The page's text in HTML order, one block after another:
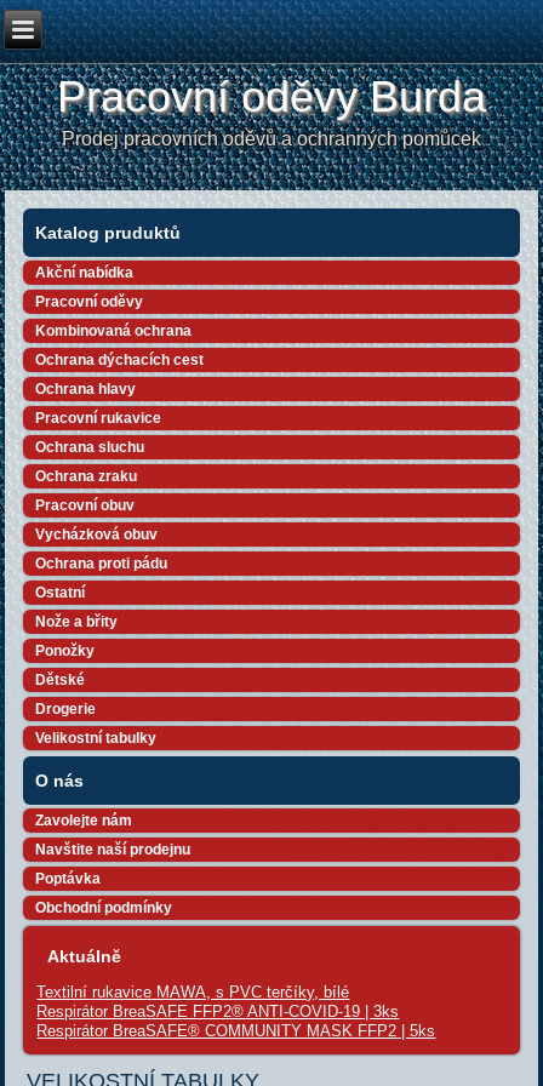
Pracovní oděvy Burda
Prodej pracovních oděvů a ochranných pomůcek
Katalog pruduktů
Akční nabídka
Pracovní oděvy
Kombinovaná ochrana
Ochrana dýchacích cest
Ochrana hlavy
Pracovní rukavice
Ochrana sluchu
Ochrana zraku
Pracovní obuv
Vycházková obuv
Ochrana proti pádu
Ostatní
Nože a břity
Ponožky
Dětské
Drogerie
Velikostní tabulky
O nás
Zavolejte nám
Navštite naší prodejnu
Poptávka
Obchodní podmínky
Aktuálně
Textilní rukavice MAWA, s PVC terčíky, bílé
Respirátor BreaSAFE FFP2® ANTI-COVID-19 | 3ks
Respirátor BreaSAFE® COMMUNITY MASK FFP2 | 5ks